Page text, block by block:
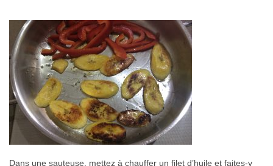
Dans une sauteuse, mettez à chauffer un filet d’huile et faites-y